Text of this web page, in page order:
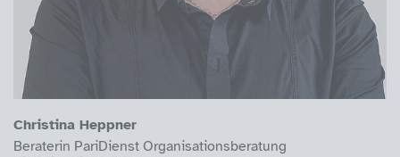
Christina Heppner
Beraterin PariDienst Organisationsberatung